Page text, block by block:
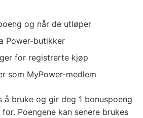
og når de utløper
Power-butikker
for registrerte kjøp
som MyPower-medlem
å bruke og gir deg 1 bonuspoeng
Poengene kan senere brukes